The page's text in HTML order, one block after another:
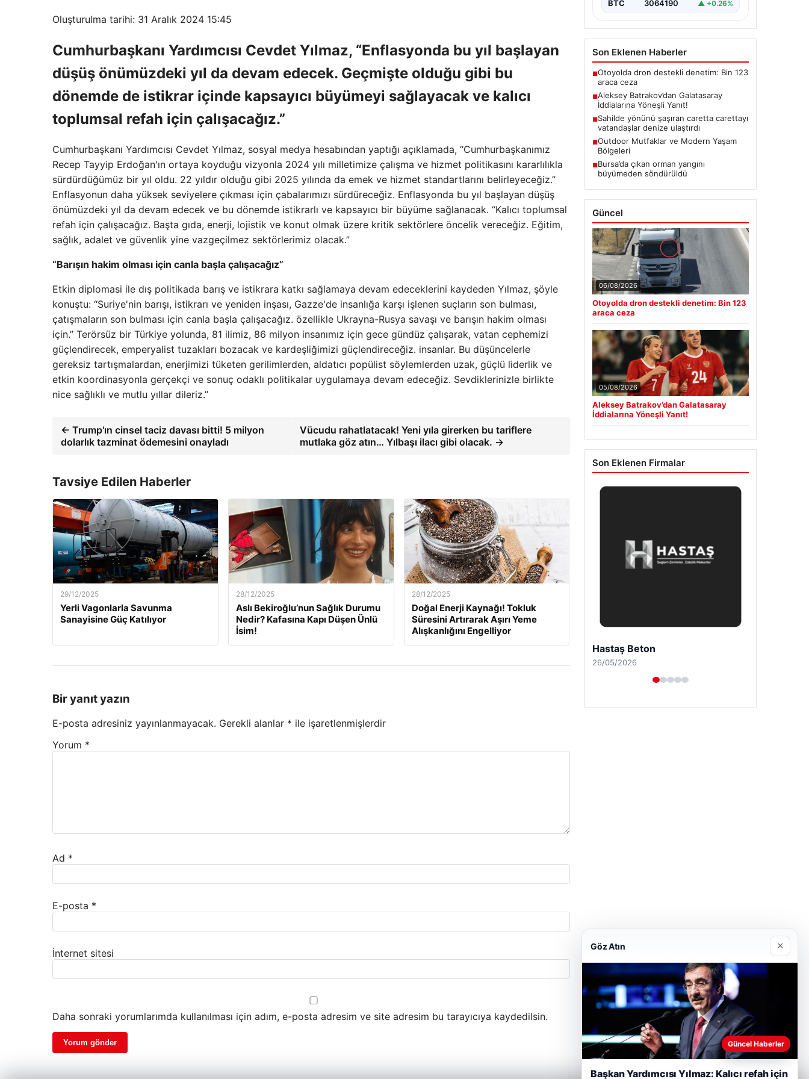
Oluşturulma tarihi: 31 Aralık 2024 15:45
Cumhurbaşkanı Yardımcısı Cevdet Yılmaz, “Enflasyonda bu yıl başlayan
düşüş önümüzdeki yıl da devam edecek. Geçmişte olduğu gibi bu
dönemde de istikrar içinde kapsayıcı büyümeyi sağlayacak ve kalıcı
toplumsal refah için çalışacağız.”
Cumhurbaşkanı Yardımcısı Cevdet Yılmaz, sosyal medya hesabından yaptığı açıklamada, “Cumhurbaşkanımız
Recep Tayyip Erdoğan'ın ortaya koyduğu vizyonla 2024 yılı milletimize çalışma ve hizmet politikasını kararlılıkla
sürdürdüğümüz bir yıl oldu. 22 yıldır olduğu gibi 2025 yılında da emek ve hizmet standartlarını belirleyeceğiz.”
Enflasyonun daha yüksek seviyelere çıkması için çabalarımızı sürdüreceğiz. Enflasyonda bu yıl başlayan düşüş
önümüzdeki yıl da devam edecek ve bu dönemde istikrarlı ve kapsayıcı bir büyüme sağlanacak. “Kalıcı toplumsal
refah için çalışacağız. Başta gıda, enerji, lojistik ve konut olmak üzere kritik sektörlere öncelik vereceğiz. Eğitim,
sağlık, adalet ve güvenlik yine vazgeçilmez sektörlerimiz olacak.”
“Barışın hakim olması için canla başla çalışacağız”
Etkin diplomasi ile dış politikada barış ve istikrara katkı sağlamaya devam edeceklerini kaydeden Yılmaz, şöyle
konuştu: “Suriye'nin barışı, istikrarı ve yeniden inşası, Gazze'de insanlığa karşı işlenen suçların son bulması,
çatışmaların son bulması için canla başla çalışacağız. özellikle Ukrayna-Rusya savaşı ve barışın hakim olması
için.” Terörsüz bir Türkiye yolunda, 81 ilimiz, 86 milyon insanımız için gece gündüz çalışarak, vatan cephemizi
güçlendirecek, emperyalist tuzakları bozacak ve kardeşliğimizi güçlendireceğiz. insanlar. Bu düşüncelerle
gereksiz tartışmalardan, enerjimizi tüketen gerilimlerden, aldatıcı popülist söylemlerden uzak, güçlü liderlik ve
etkin koordinasyonla gerçekçi ve sonuç odaklı politikalar uygulamaya devam edeceğiz. Sevdiklerinizle birlikte
nice sağlıklı ve mutlu yıllar dileriz.”
← Trump'ın cinsel taciz davası bitti! 5 milyon
dolarlık tazminat ödemesini onayladı
Vücudu rahatlatacak! Yeni yıla girerken bu tariflere
mutlaka göz atın… Yılbaşı ilacı gibi olacak. →
Tavsiye Edilen Haberler
29/12/2025
Yerli Vagonlarla Savunma
Sanayisine Güç Katılıyor
28/12/2025
Aslı Bekiroğlu’nun Sağlık Durumu
Nedir? Kafasına Kapı Düşen Ünlü
İsim!
28/12/2025
Doğal Enerji Kaynağı! Tokluk
Süresini Artırarak Aşırı Yeme
Alışkanlığını Engelliyor
Bir yanıt yazın
E-posta adresiniz yayınlanmayacak. Gerekli alanlar * ile işaretlenmişlerdir
Yorum *
Ad *
E-posta *
İnternet sitesi
Daha sonraki yorumlarımda kullanılması için adım, e-posta adresim ve site adresim bu tarayıcıya kaydedilsin.
BTC 3064190 ▲ +0.26%
Son Eklenen Haberler
■Otoyolda dron destekli denetim: Bin 123
araca ceza
■Aleksey Batrakov’dan Galatasaray
İddialarına Yöneşli Yanıt!
■Sahilde yönünü şaşıran caretta carettayı
vatandaşlar denize ulaştırdı
■Outdoor Mutfaklar ve Modern Yaşam
Bölgeleri
■Bursa’da çıkan orman yangını
büyümeden söndürüldü
Güncel
06/08/2026
Otoyolda dron destekli denetim: Bin 123
araca ceza
05/08/2026
Aleksey Batrakov’dan Galatasaray
İddialarına Yöneşli Yanıt!
Son Eklenen Firmalar
Prenses Night Club
29/04/2026
Göz Atın ×
Güncel Haberler
Başkan Yardımcısı Yılmaz: Kalıcı refah için